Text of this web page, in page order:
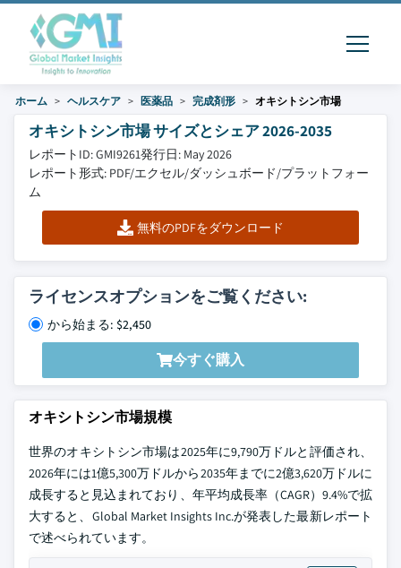
ホーム ヘルスケア 医薬品 完成剤形 オキシトシン市場
オキシトシン市場 サイズとシェア 2026-2035
レポートID: GMI9261発行日: May 2026
レポート形式: PDF/エクセル/ダッシュボード/プラットフォー
ム
無料のPDFをダウンロード
ライセンスオプションをご覧ください:
から始まる: $2,450
今すぐ購入
オキシトシン市場規模
世界のオキシトシン市場は2025年に9,790万ドルと評価され、
2026年には1億5,300万ドルから2035年までに2億3,620万ドルに
成長すると見込まれており、年平均成長率（CAGR）9.4%で拡
大すると、Global Market Insights Inc.が発表した最新レポート
で述べられています。